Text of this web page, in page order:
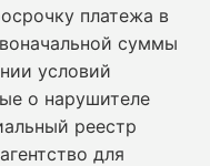
платежа в
суммы
условий
о нарушителе
реестр
для